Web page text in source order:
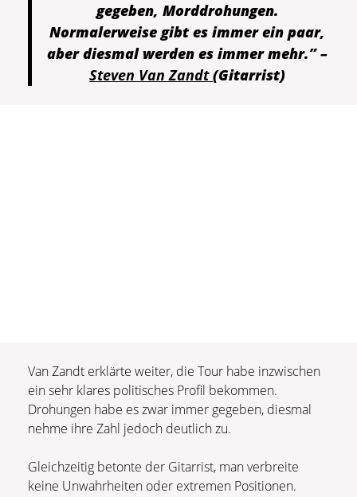
gegeben, Morddrohungen.
Normalerweise gibt es immer ein paar,
aber diesmal werden es immer mehr.” –
Steven Van Zandt(Gitarrist)
Van Zandt erklärte weiter, die Tour habe inzwischen
ein sehr klares politisches Profil bekommen.
Drohungen habe es zwar immer gegeben, diesmal
nehme ihre Zahl jedoch deutlich zu.
Gleichzeitig betonte der Gitarrist, man verbreite
keine Unwahrheiten oder extremen Positionen.